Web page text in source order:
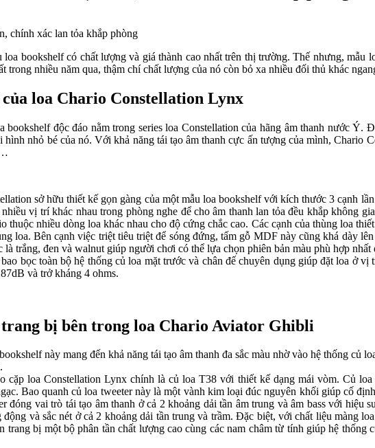
loa bookshelf có chất lượng và giá thành cao nhất trên thị trường. Thế nhưng, mẫu
trong nhiều năm qua, thậm chí chất lượng của nó còn bỏ xa nhiều đối thủ khác
loa Chario Constellation Lynx
độc đáo nằm trong series loa Constellation của hãng âm thanh nước Ý.
nhỏ bé của nó. Với khả năng tái tạo âm thanh cực ấn tượng của mình, Chario
sở hữu thiết kế gọn gàng của một mẫu loa bookshelf với kích thước 3 cạnh
vị trí khác nhau trong phòng nghe để cho âm thanh lan tỏa đều khắp không
nhiều dòng loa khác nhau cho độ cứng chắc cao. Các cạnh của thùng loa
loa. Bên cạnh việc triệt tiêu triệt để sóng đứng, tấm gỗ MDF này cũng khá dày
trắng, đen và walnut giúp người chơi có thể lựa chọn phiên bản màu phù hợp
bọc toàn bộ hệ thống củ loa mặt trước và chân đế chuyên dụng giúp đặt loa ở
và trở kháng 4 ohms.
bị bên trong loa Chario Aviator Ghibli
này mang đến khả năng tái tạo âm thanh đa sắc màu nhờ vào hệ thống củ
cặp loa Constellation Lynx chính là củ loa T38 với thiết kế dạng mái vòm. Củ
Bao quanh củ loa tweeter này là một vành kim loại đúc nguyên khối giúp cố
vai trò tái tạo âm thanh ở cả 2 khoảng dải tần âm trung và âm bass với hiệu
và sắc nét ở cả 2 khoảng dải tần trung và trầm. Đặc biệt, với chất liệu màng
trang bị một bộ phân tần chất lượng cao cùng các nam châm từ tính giúp hệ